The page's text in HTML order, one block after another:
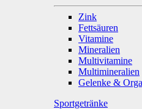
Zink
Fettsäuren
Vitamine
Mineralien
Multivitamine
Multimineralien
Gelenke &
Sportgetränke